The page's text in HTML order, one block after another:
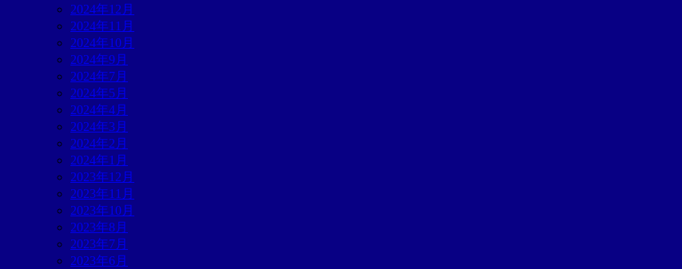
2024年12月
2024年11月
2024年10月
2024年9月
2024年7月
2024年5月
2024年4月
2024年3月
2024年2月
2024年1月
2023年12月
2023年11月
2023年10月
2023年8月
2023年7月
2023年6月